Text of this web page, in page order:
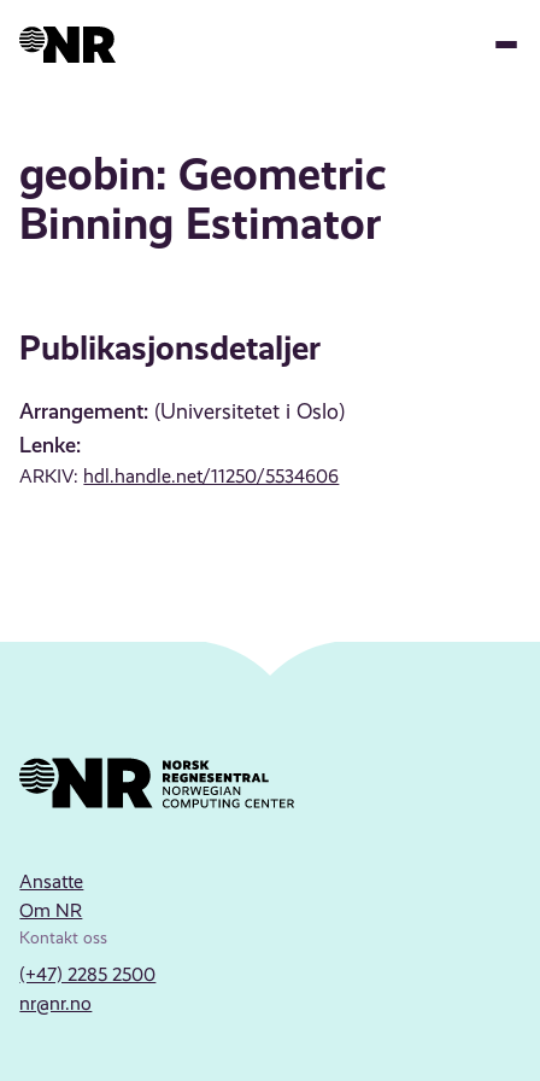
geobin: Geometric
Binning Estimator
Publikasjonsdetaljer
Arrangement: (Universitetet i Oslo)
Lenke:
ARKIV: hdl.handle.net/11250/5534606
Ansatte
Om NR
Kontakt oss
(+47) 2285 2500
nr@nr.no